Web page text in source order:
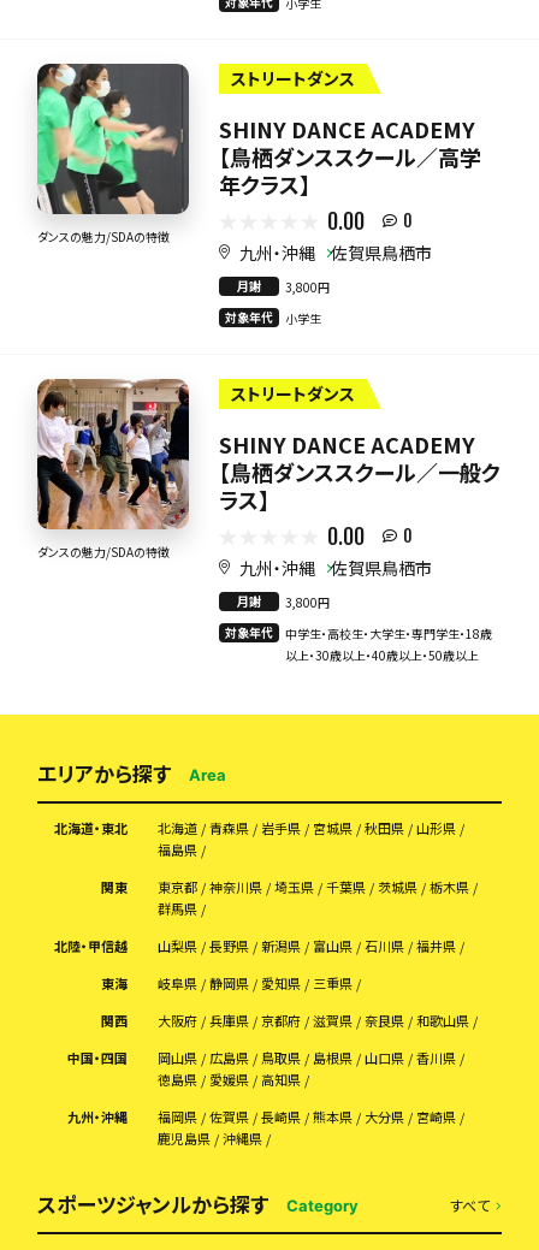
ダンスの魅力/SDAの特徴
ストリートダンス
SHINY DANCE ACADEMY
【鳥栖ダンススクール／高学
年クラス】
0.00 0
九州・沖縄 佐賀県鳥栖市
月謝
3,800円
対象年代
小学生
ダンスの魅力/SDAの特徴
ストリートダンス
SHINY DANCE ACADEMY
【鳥栖ダンススクール／一般ク
ラス】
0.00 0
九州・沖縄 佐賀県鳥栖市
月謝
3,800円
対象年代
中学生・高校生・大学生・専門学生・18歳
以上・30歳以上・40歳以上・50歳以上
エリアから探す Area
北海道・東北 北海道 青森県 岩手県 宮城県 秋田県
山形県
福島県
関東
東京都 神奈川県 埼玉県 千葉県 茨城県
栃木県
群馬県
北陸・甲信越
山梨県 長野県 新潟県 富山県 石川県
福井県
東海
岐阜県 静岡県 愛知県
三重県
関西
大阪府 兵庫県 京都府 滋賀県 奈良県
和歌山県
中国・四国
岡山県 広島県 鳥取県 島根県 山口県
香川県
徳島県
愛媛県
高知県
九州・沖縄
福岡県 佐賀県 長崎県 熊本県 大分県
宮崎県
鹿児島県
沖縄県
スポーツジャンルから探す Category すべて